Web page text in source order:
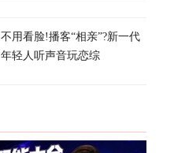
不用看脸!播客“相亲”?新一代
年轻人听声音玩恋综